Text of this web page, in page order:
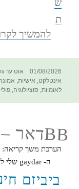
ש
ת
להמשיך
פורסם
בתאריך
01/08/2026 קטגוריות
אוט ער
אינטלקט, אישיות,
לאומיות,סוציולוגיה,
BBדאר – בסופר
הערכת משך קריאה:
ה- gaydar שלי לא משהו. ה- BBדאר שלי ממעט לפספס.
ביביזם